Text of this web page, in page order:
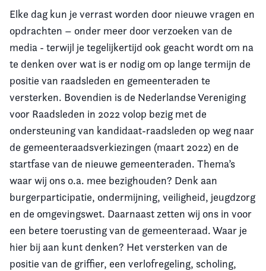
Elke dag kun je verrast worden door nieuwe vragen en
opdrachten – onder meer door verzoeken van de
media - terwijl je tegelijkertijd ook geacht wordt om na
te denken over wat is er nodig om op lange termijn de
positie van raadsleden en gemeenteraden te
versterken. Bovendien is de Nederlandse Vereniging
voor Raadsleden in 2022 volop bezig met de
ondersteuning van kandidaat-raadsleden op weg naar
de gemeenteraadsverkiezingen (maart 2022) en de
startfase van de nieuwe gemeenteraden. Thema’s
waar wij ons o.a. mee bezighouden? Denk aan
burgerparticipatie, ondermijning, veiligheid, jeugdzorg
en de omgevingswet. Daarnaast zetten wij ons in voor
een betere toerusting van de gemeenteraad. Waar je
hier bij aan kunt denken? Het versterken van de
positie van de griffier, een verlofregeling, scholing,